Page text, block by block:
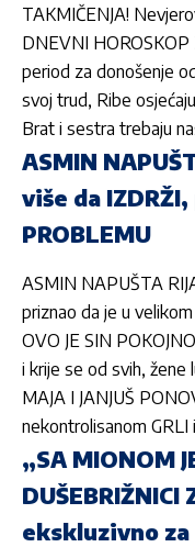
TAKMIČENJA!
DNEVNI
period za donošenje
svoj trud, Ribe
Brat i sestra trebaju
ASMIN
više da
PROBLEMU
ASMIN NAPUŠTA
priznao da je u
OVO JE SIN
i krije se od svih, žene
MAJA I JANJUŠ
nekontrolisanom GRLI
„SA MIONOM
DUŠEBRIŽNICI
ekskluzivno za